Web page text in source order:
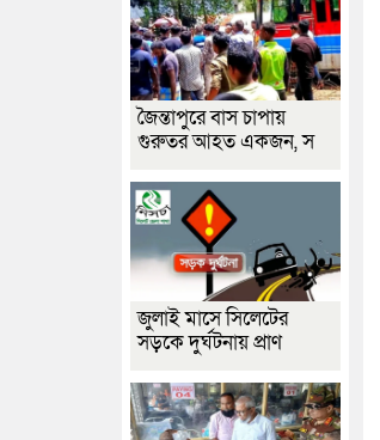
জৈন্তাপুরে বাস চাপায়
গুরুতর আহত একজন, স
জুলাই মাসে সিলেটের
সড়কে দুর্ঘটনায় প্রাণ